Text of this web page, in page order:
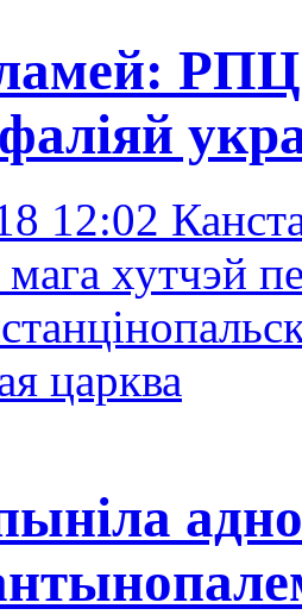
РПЦ
12:02
хутчэй
царква